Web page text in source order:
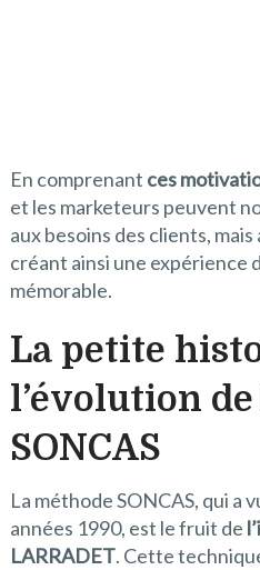
En comprenant ces
et les marketeurs peuvent
aux besoins des clients,
créant ainsi une expérience
mémorable.
La petite
l’évolution
SONCAS
La méthode SONCAS, qui a
années 1990, est le fruit de
LARRADET. Cette